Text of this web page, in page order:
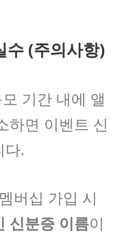
수 (주의사항)
기간 내에 앨
하면 이벤트 신
다.
버십 가입 시
신분증 이름이